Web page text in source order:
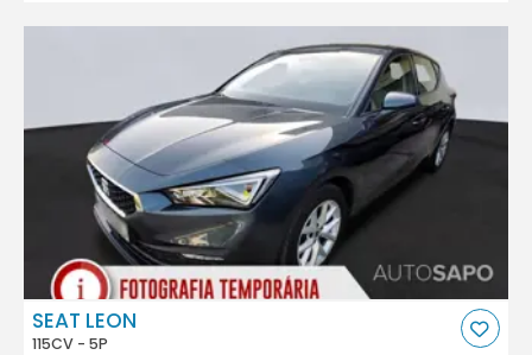
SEAT LEON
115CV - 5P